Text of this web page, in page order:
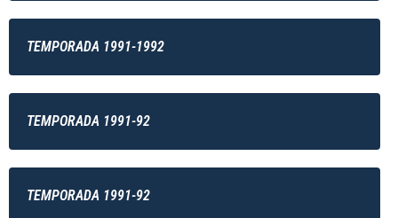
TEMPORADA 1991-1992
TEMPORADA 1991-92
TEMPORADA 1991-92